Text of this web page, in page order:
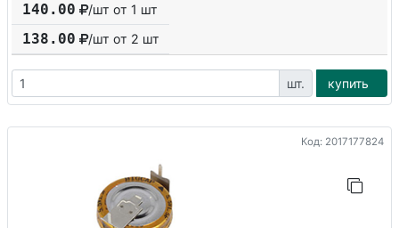
140.00 /шт от 1 шт
138.00 /шт от 2 шт
шт. купить
Код: 2017177824